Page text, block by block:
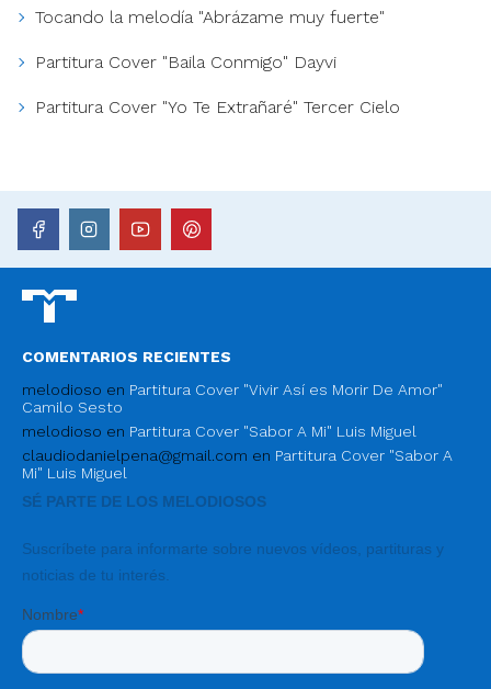
Tocando la melodía "Abrázame muy fuerte"
Partitura Cover "Baila Conmigo" Dayvi
Partitura Cover "Yo Te Extrañaré" Tercer Cielo
COMENTARIOS RECIENTES
melodioso en Partitura Cover "Vivir Así es Morir De Amor"
Camilo Sesto
melodioso en Partitura Cover "Sabor A Mi" Luis Miguel
claudiodanielpena@gmail.com en Partitura Cover "Sabor A
Mi" Luis Miguel